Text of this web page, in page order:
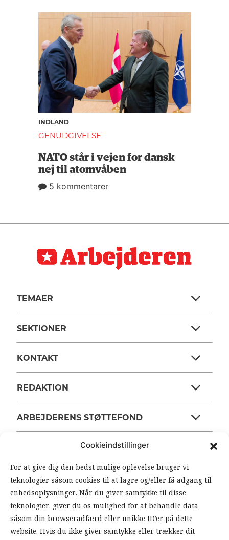
Cookieindstillinger
For at give dig den bedst mulige oplevelse bruger vi
teknologier såsom cookies til at lagre og/eller få adgang til
enhedsoplysninger. Når du giver samtykke til disse
teknologier, giver du os mulighed for at behandle data
såsom din browseradfærd eller unikke ID’er på dette
website. Hvis du ikke giver samtykke eller trækker dit
INDLAND
GENUDGIVELSE
NATO står i vejen for dansk
nej til atomvåben
5 kommentarer
TEMAER
SEKTIONER
KONTAKT
REDAKTION
ARBEJDERENS STØTTEFOND
ANSVARSHAVENDE REDAKTØR
OM ARBEJDEREN
SOUNDCLOUD RSS FEEDS